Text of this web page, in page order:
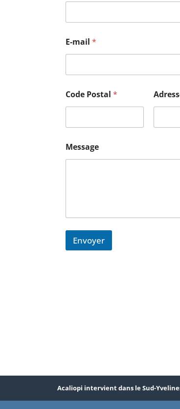
E-mail*
Code Postal*
Message
Envoyer
Acaliopi intervient dans le Sud-